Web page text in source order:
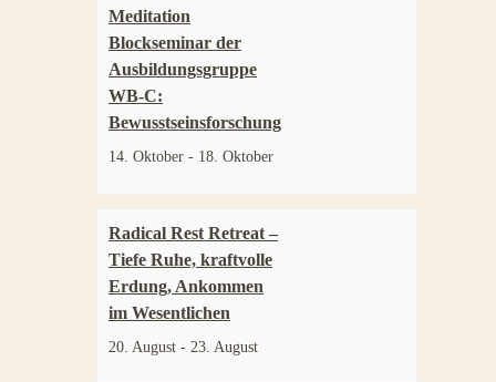
Meditation
Blockseminar der
Ausbildungsgruppe
WB-C:
Bewusstseinsforschung
14. Oktober - 18. Oktober
Radical Rest Retreat –
Tiefe Ruhe, kraftvolle
Erdung, Ankommen
im Wesentlichen
20. August - 23. August